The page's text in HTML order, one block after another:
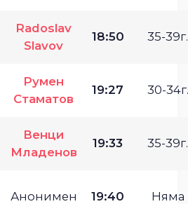
Radoslav
Slavov
18:50 35-39г.
Румен
Стаматов
19:27 30-34г.
Венци
Младенов
19:33 35-39г.
Анонимен 19:40 Няма